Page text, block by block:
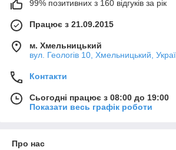
99% позитивних з 160 відгуків за рік
Працює з 21.09.2015
м. Хмельницький
вул. Геологів 10, Хмельницький,
Контакти
Сьогодні працює з 08:00 до 19:00
Показати весь графік роботи
Про нас